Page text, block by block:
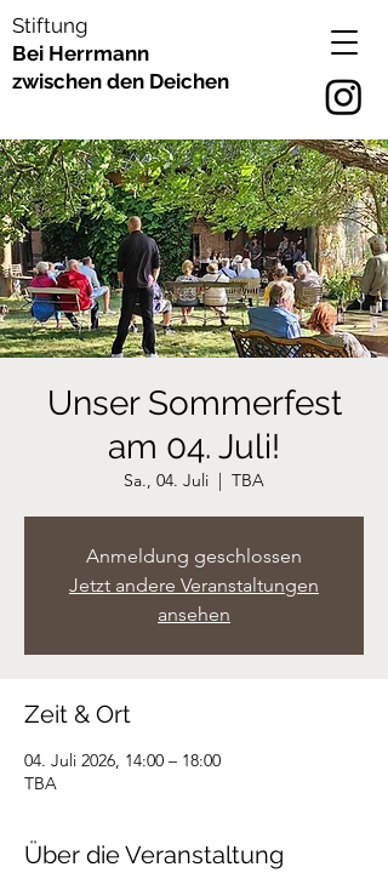
Stiftung
Bei Herrmann
zwischen den Deichen
Unser Sommerfest
am 04. Juli!
Sa., 04. Juli
  |
TBA
Anmeldung geschlossen
Jetzt andere Veranstaltungen
ansehen
Zeit & Ort
04. Juli 2026, 14:00 – 18:00
TBA
Über die Veranstaltung